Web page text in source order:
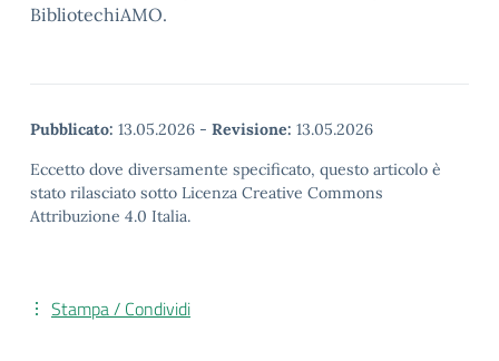
BibliotechiAMO.
Pubblicato: 13.05.2026 - Revisione: 13.05.2026
Eccetto dove diversamente specificato, questo articolo è
stato rilasciato sotto Licenza Creative Commons
Attribuzione 4.0 Italia.
Stampa / Condividi